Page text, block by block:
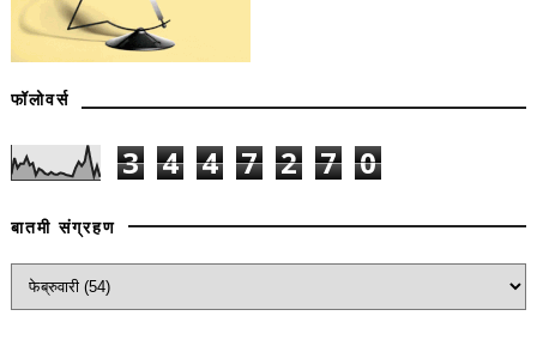
फॉलोवर्स
3 4 4 7 2 7 0
बातमी संग्रहण